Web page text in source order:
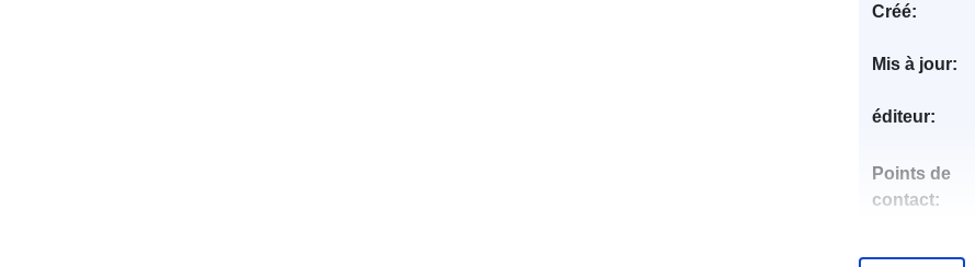
Créé:
Mis à jour:
éditeur:
Points de
contact:
Compte